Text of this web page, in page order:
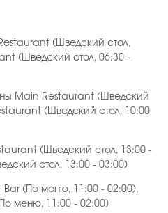
(Шведский стол,
(Шведский стол, 06:30 -
Main Restaurant (Шведский
(Шведский стол, 10:00
(Шведский стол, 13:00 -
стол, 13:00 - 03:00)
Bar (По меню, 11:00 - 02:00),
меню, 11:00 - 02:00)